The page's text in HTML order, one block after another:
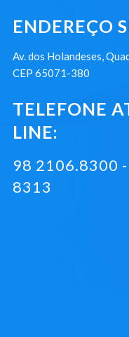
ENDEREÇO
Av. dos Holandeses,
CEP 65071-380
TELEFONE
LINE:
98 2106.8300
8313